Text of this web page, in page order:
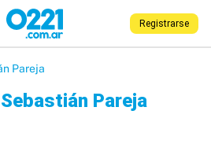
Registrarse
Pareja
Sebastián Pareja